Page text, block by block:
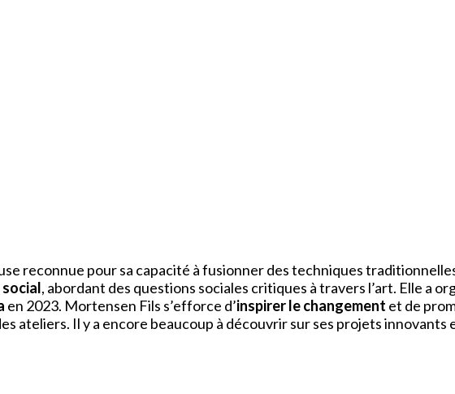
reconnue pour sa capacité à fusionner des techniques
social, abordant des questions sociales critiques à travers l’art. Elle a
en 2023. Mortensen Fils s’efforce d’inspirer le changement et de
ateliers. Il y a encore beaucoup à découvrir sur ses projets innovants